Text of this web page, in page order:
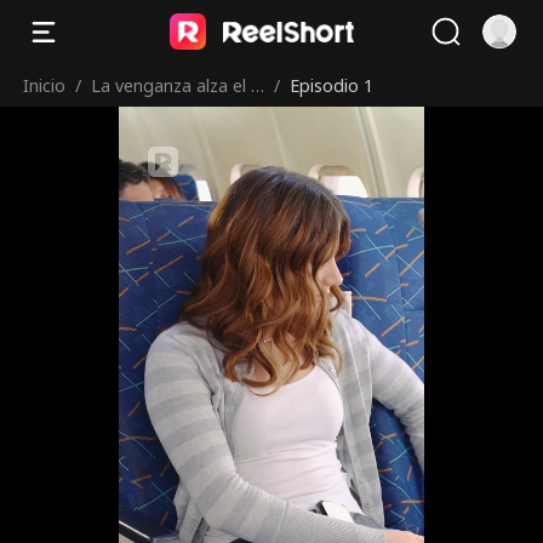
Inicio / La venganza alza el v
/ Episodio 1